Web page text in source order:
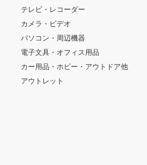
テレビ・レコーダー
カメラ・ビデオ
パソコン・周辺機器
電子文具・オフィス用品
カー用品・ホビー・アウトドア他
アウトレット